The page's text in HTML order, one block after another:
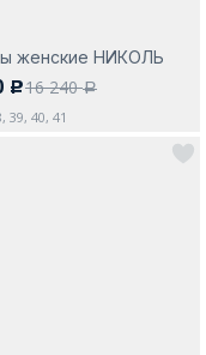
женские НИКОЛЬ
c16 240a
39, 40, 41